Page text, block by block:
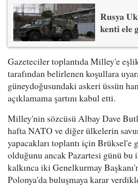
Rusya
kenti ele
Gazeteciler toplantıda Milley'e
tarafından belirlenen koşullara
güneydoğusundaki askeri üssün
açıklamama şartını kabul etti.
Milley'nin sözcüsü Albay Dave
hafta NATO ve diğer ülkelerin
yapacakları toplantı için
olduğunu ancak Pazartesi günü bu
kalkınca iki Genelkurmay
Polonya'da buluşmaya karar